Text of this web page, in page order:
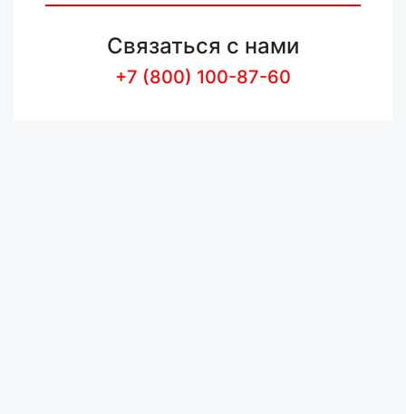
Связаться с нами
+7 (800) 100-87-60